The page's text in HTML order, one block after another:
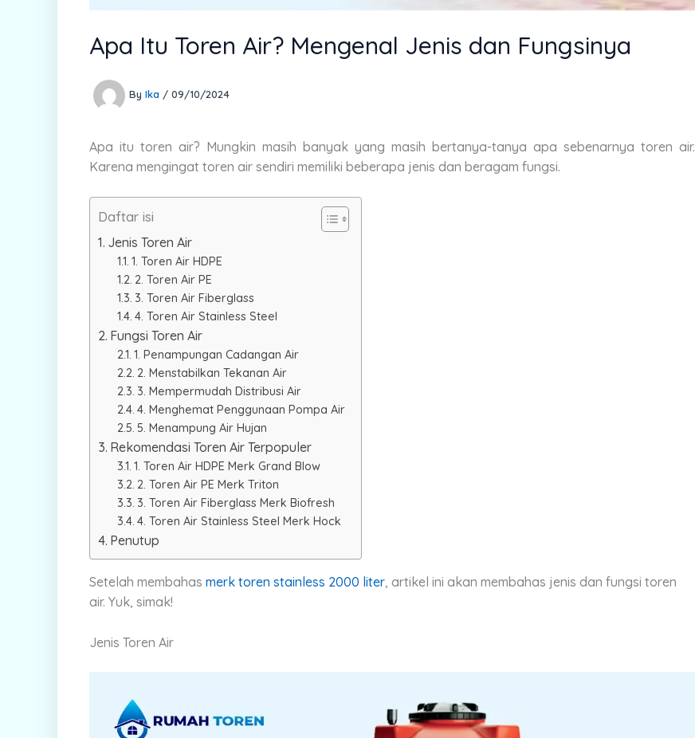
Apa Itu Toren Air? Mengenal Jenis dan Fungsinya
By Ika / 09/10/2024
Apa itu toren air? Mungkin masih banyak yang masih bertanya-tanya apa sebenarnya toren air.
Karena mengingat toren air sendiri memiliki beberapa jenis dan beragam fungsi.
Daftar isi
Jenis Toren Air
1. Toren Air HDPE
2. Toren Air PE
3. Toren Air Fiberglass
4. Toren Air Stainless Steel
Fungsi Toren Air
1. Penampungan Cadangan Air
2. Menstabilkan Tekanan Air
3. Mempermudah Distribusi Air
4. Menghemat Penggunaan Pompa Air
5. Menampung Air Hujan
Rekomendasi Toren Air Terpopuler
1. Toren Air HDPE Merk Grand Blow
2. Toren Air PE Merk Triton
3. Toren Air Fiberglass Merk Biofresh
4. Toren Air Stainless Steel Merk Hock
Penutup
Setelah membahas merk toren stainless 2000 liter, artikel ini akan membahas jenis dan fungsi toren
air. Yuk, simak!
Jenis Toren Air